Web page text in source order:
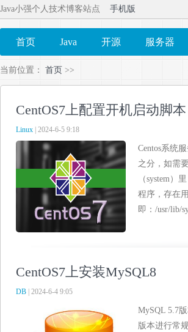
Java小强个人技术博客站点 手机版
首页 Java 开源 服务器
当前位置： 首页 >>
CentOS7上配置开机启动脚本
Linux | 2024-6-5 9:18
Centos系统
之分，如需
（system）
程序，存在
即：/usr/lib/
CentOS7上安装MySQL8
DB | 2024-6-4 9:05
MySQL 5.7
版本进行常